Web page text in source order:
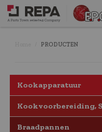
PRODUCTEN
Kookapparatuur
Kookvoorbereiding,
Braadpannen